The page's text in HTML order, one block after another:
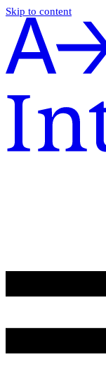
Skip to content